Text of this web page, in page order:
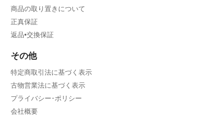
商品の取り置きについて
正真保証
返品•交換保証
その他
特定商取引法に基づく表示
古物営業法に基づく表示
プライバシー･ポリシー
会社概要